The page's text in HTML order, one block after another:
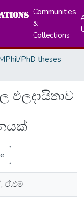
Communities
&
Collections
PhD theses
ඵලදායිතාව
ඒ.එම්